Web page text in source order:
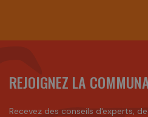
REJOIGNEZ LA
Recevez des conseils d'experts,